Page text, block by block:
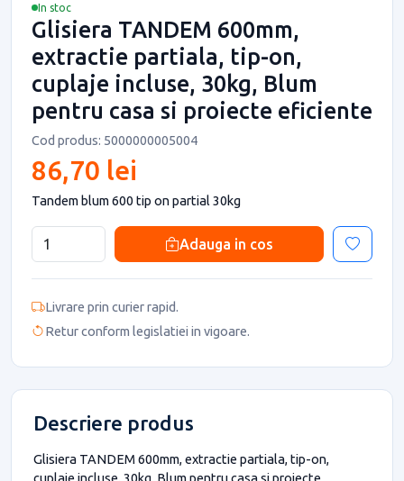
In stoc
Glisiera TANDEM 600mm,
extractie partiala, tip-on,
cuplaje incluse, 30kg, Blum
pentru casa si proiecte eficiente
Cod produs: 5000000005004
86,70 lei
Tandem blum 600 tip on partial 30kg
Adauga in cos
Livrare prin curier rapid.
Retur conform legislatiei in vigoare.
Descriere produs
Glisiera TANDEM 600mm, extractie partiala, tip-on,
cuplaje incluse, 30kg, Blum pentru casa si proiecte